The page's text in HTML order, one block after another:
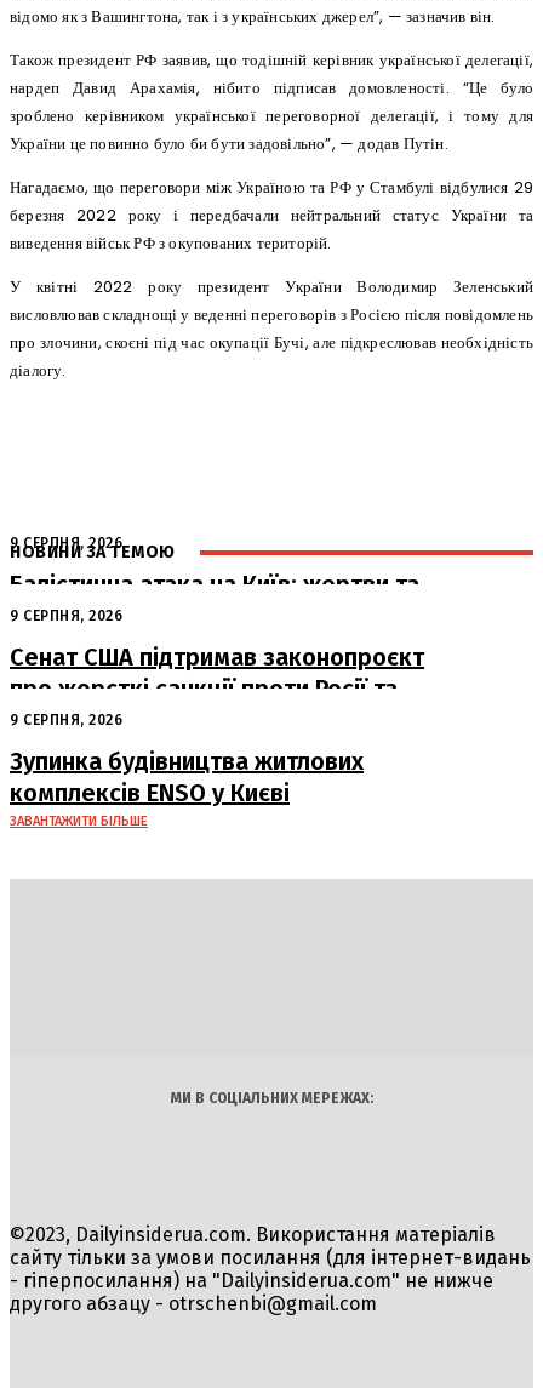
відомо як з Вашингтона, так і з українських джерел”, — зазначив він.
Також президент РФ заявив, що тодішній керівник української делегації,
нардеп Давид Арахамія, нібито підписав домовленості. “Це було
зроблено керівником української переговорної делегації, і тому для
України це повинно було би бути задовільно”, — додав Путін.
Нагадаємо, що переговори між Україною та РФ у Стамбулі відбулися 29
березня 2022 року і передбачали нейтральний статус України та
виведення військ РФ з окупованих територій.
У квітні 2022 року президент України Володимир Зеленський
висловлював складнощі у веденні переговорів з Росією після повідомлень
про злочини, скоєні під час окупації Бучі, але підкреслював необхідність
діалогу.
НОВИНИ ЗА ТЕМОЮ
9 СЕРПНЯ, 2026
Балістична атака на Київ: жертви та
руйнування
9 СЕРПНЯ, 2026
Сенат США підтримав законопроєкт
про жорсткі санкції проти Росії та
Ірану
9 СЕРПНЯ, 2026
Зупинка будівництва житлових
комплексів ENSO у Києві
ЗАВАНТАЖИТИ БІЛЬШЕ
МИ В СОЦІАЛЬНИХ МЕРЕЖАХ:
©2023, Dailyinsiderua.com. Використання матеріалів
сайту тільки за умови посилання (для інтернет-видань
- гіперпосилання) на "Dailyinsiderua.com" не нижче
другого абзацу - otrschenbi@gmail.com